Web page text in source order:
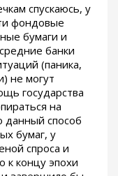
спускаюсь, у
фондовые
бумаги и
банки
(паника,
не могут
государства
на
данный способ
бумаг, у
спроса и
к концу эпохи